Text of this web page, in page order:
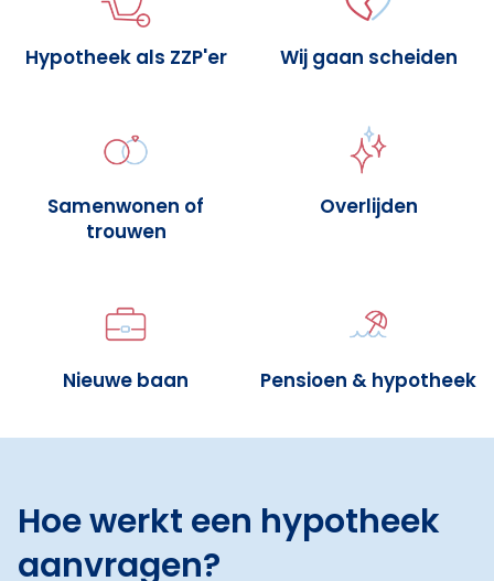
Hypotheek als ZZP'er Wij gaan scheiden
Samenwonen of
trouwen
Overlijden
Nieuwe baan Pensioen & hypotheek
Hoe werkt een hypotheek
aanvragen?